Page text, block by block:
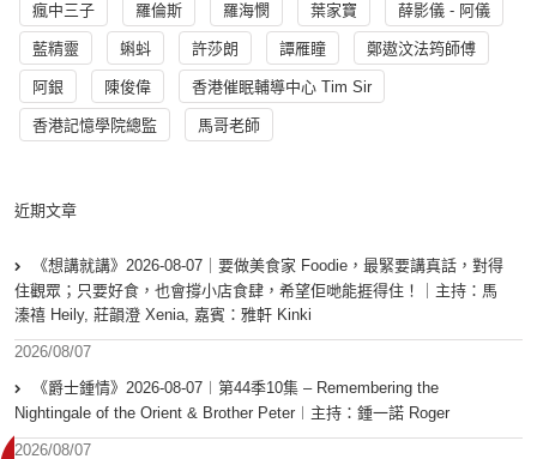
瘋中三子 羅倫斯 羅海憫 葉家寶 薛影儀 - 阿儀
藍精靈 蝌蚪 許莎朗 譚雁瞳 鄭遨汶法筠師傅
阿銀 陳俊偉 香港催眠輔導中心 Tim Sir
香港記憶學院總監 馬哥老師
近期文章
《想講就講》2026-08-07｜要做美食家 Foodie，最緊要講真話，對得
住觀眾；只要好食，也會撐小店食肆，希望佢哋能捱得住！｜主持：馬
溱禧 Heily, 莊韻澄 Xenia, 嘉賓：雅軒 Kinki
2026/08/07
《爵士鍾情》2026-08-07︱第44季10集 – Remembering the
Nightingale of the Orient & Brother Peter︱主持：鍾一諾 Roger
2026/08/07